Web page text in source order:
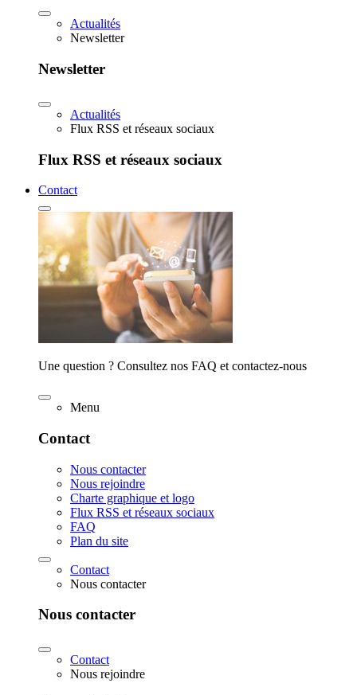
Actualités
Newsletter
Newsletter
Actualités
Flux RSS et réseaux sociaux
Flux RSS et réseaux sociaux
Contact
Une question ? Consultez nos FAQ et contactez-nous
Menu
Contact
Nous contacter
Nous rejoindre
Charte graphique et logo
Flux RSS et réseaux sociaux
FAQ
Plan du site
Contact
Nous contacter
Nous contacter
Contact
Nous rejoindre